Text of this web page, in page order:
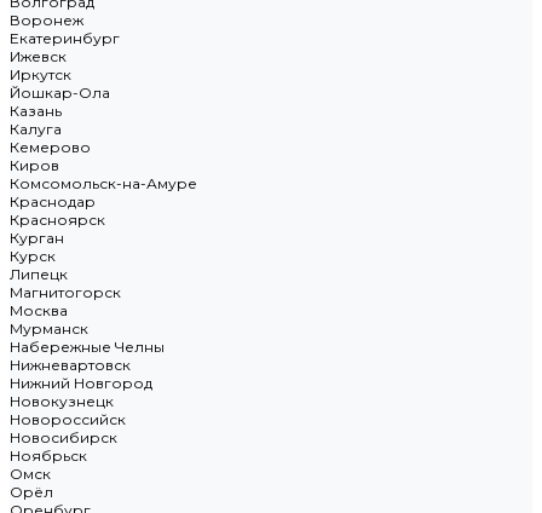
Воронеж
Екатеринбург
Ижевск
Иркутск
Йошкар-Ола
Казань
Калуга
Кемерово
Киров
Комсомольск-на-Амуре
Краснодар
Красноярск
Курган
Курск
Липецк
Магнитогорск
Москва
Мурманск
Набережные Челны
Нижневартовск
Нижний Новгород
Новокузнецк
Новороссийск
Новосибирск
Ноябрьск
Омск
Орёл